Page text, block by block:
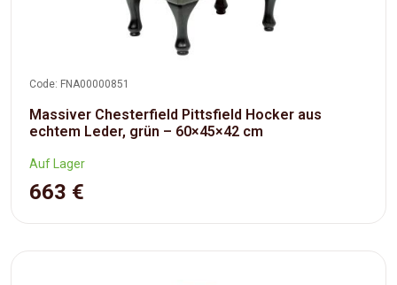
Code: FNA00000851
Massiver Chesterfield Pittsfield Hocker aus
echtem Leder, grün – 60×45×42 cm
Auf Lager
663 €